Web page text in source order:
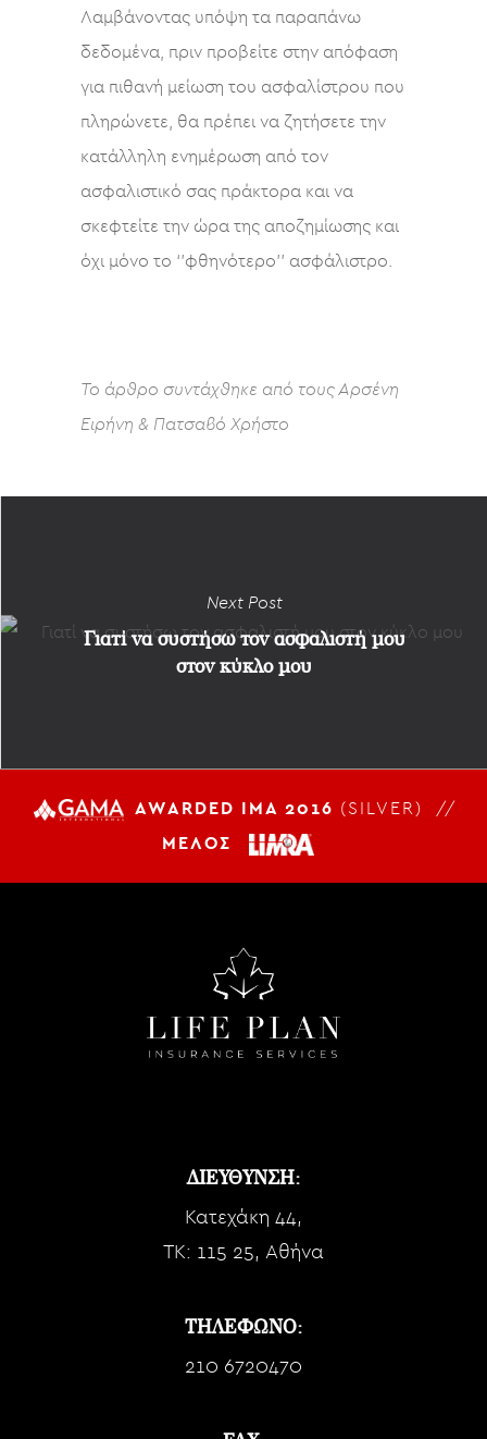
Λαμβάνοντας υπόψη τα παραπάνω
δεδομένα, πριν προβείτε στην απόφαση
για πιθανή μείωση του ασφαλίστρου που
πληρώνετε, θα πρέπει να ζητήσετε την
κατάλληλη ενημέρωση από τον
ασφαλιστικό σας πράκτορα και να
σκεφτείτε την ώρα της αποζημίωσης και
όχι μόνο το ‘’φθηνότερο’’ ασφάλιστρο.
Το άρθρο συντάχθηκε από τους Αρσένη
Ειρήνη & Πατσαβό Χρήστο
Next Post
Γιατί να συστήσω τον ασφαλιστή μου
στον κύκλο μου
AWARDED IMA 2016 (SILVER) //
ΜΕΛΟΣ
ΔΙΕΥΘΥΝΣΗ:
Κατεχάκη 44,
TK: 115 25, Αθήνα
ΤΗΛΕΦΩΝΟ:
210 6720470